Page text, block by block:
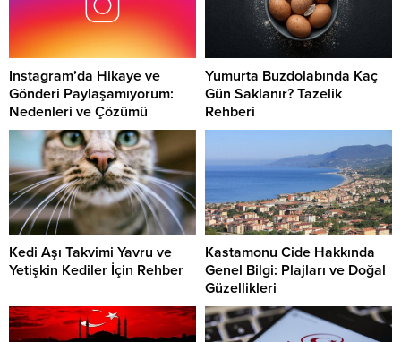
Instagram’da Hikaye ve
Gönderi Paylaşamıyorum:
Nedenleri ve Çözümü
Yumurta Buzdolabında Kaç
Gün Saklanır? Tazelik
Rehberi
Kedi Aşı Takvimi Yavru ve
Yetişkin Kediler İçin Rehber
Kastamonu Cide Hakkında
Genel Bilgi: Plajları ve Doğal
Güzellikleri